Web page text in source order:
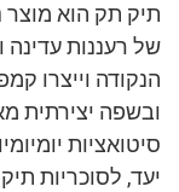
תיק תק הוא מוצר
של רעננות
הנקודה וייצרו
ובשפה יצירתית
סיטואציות
יעד, לסוכריות